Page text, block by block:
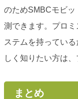
のためSMBCモビ
測できます。プロ
ステムを持ってい
しく知りたい方は
まとめ